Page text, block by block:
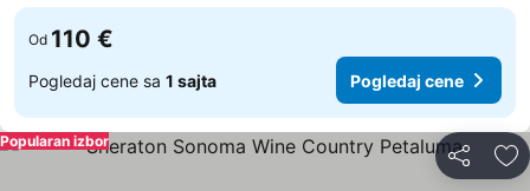
Od 110 €
Pogledaj cene sa 1 sajta Pogledaj cene
Deli
Popularan izbor